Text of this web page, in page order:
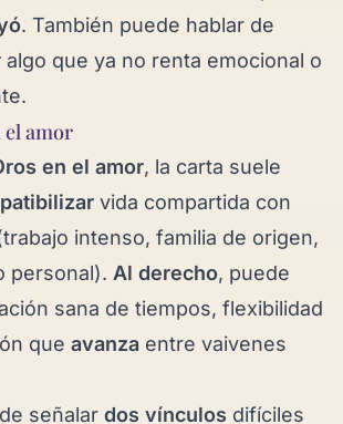
. También puede hablar de
algo que ya no renta emocional o
el amor
en el amor, la carta suele
vida compartida con
intenso, familia de origen,
personal). Al derecho, puede
sana de tiempos, flexibilidad
que avanza entre vaivenes
señalar dos vínculos difíciles